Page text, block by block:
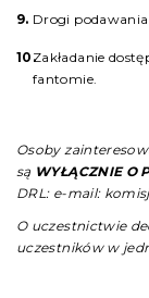
Drogi
Zakładanie
fantomie.
Osoby
są WYŁĄCZNIE O
DRL: e-mail:
O uczestnictwie
uczestników w